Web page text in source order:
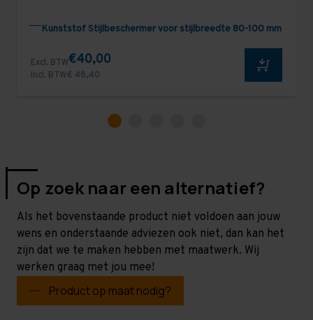
Kunststof Stijlbeschermer voor stijlbreedte 80-100 mm
Excl. BTW€40,00
Incl. BTW€ 48,40
Op zoek naar een alternatief?
Als het bovenstaande product niet voldoen aan jouw
wens en onderstaande adviezen ook niet, dan kan het
zijn dat we te maken hebben met maatwerk. Wij
werken graag met jou mee!
Product op maat nodig?